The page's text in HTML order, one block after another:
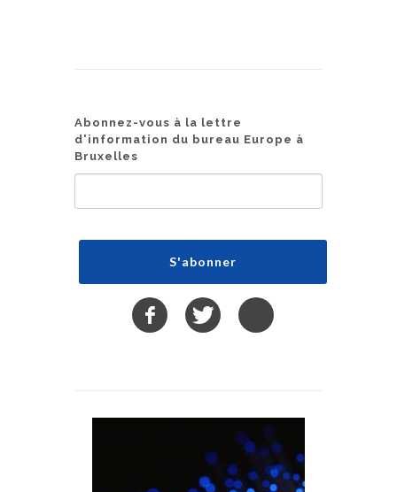
Abonnez-vous à la lettre
d'information du bureau Europe à
Bruxelles